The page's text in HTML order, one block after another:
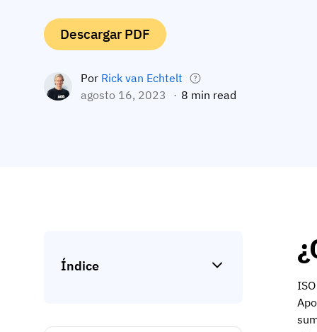
Descargar PDF
Por Rick van Echtelt
agosto 16, 2023
8 min read
Índice